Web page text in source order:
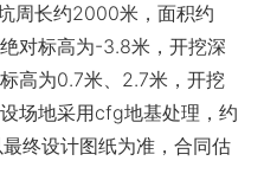
周长约2000米，面积约
对标高为-3.8米，开挖深
高为0.7米、2.7米，开挖
场地采用cfg地基处理，约
终设计图纸为准，合同估